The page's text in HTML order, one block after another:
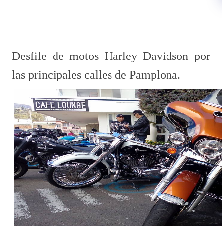
Desfile de motos Harley Davidson por
las principales calles de Pamplona.